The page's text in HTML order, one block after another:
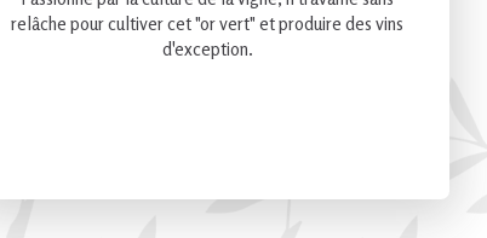
relâche pour cultiver cet "or vert" et produire des vins
d'exception.